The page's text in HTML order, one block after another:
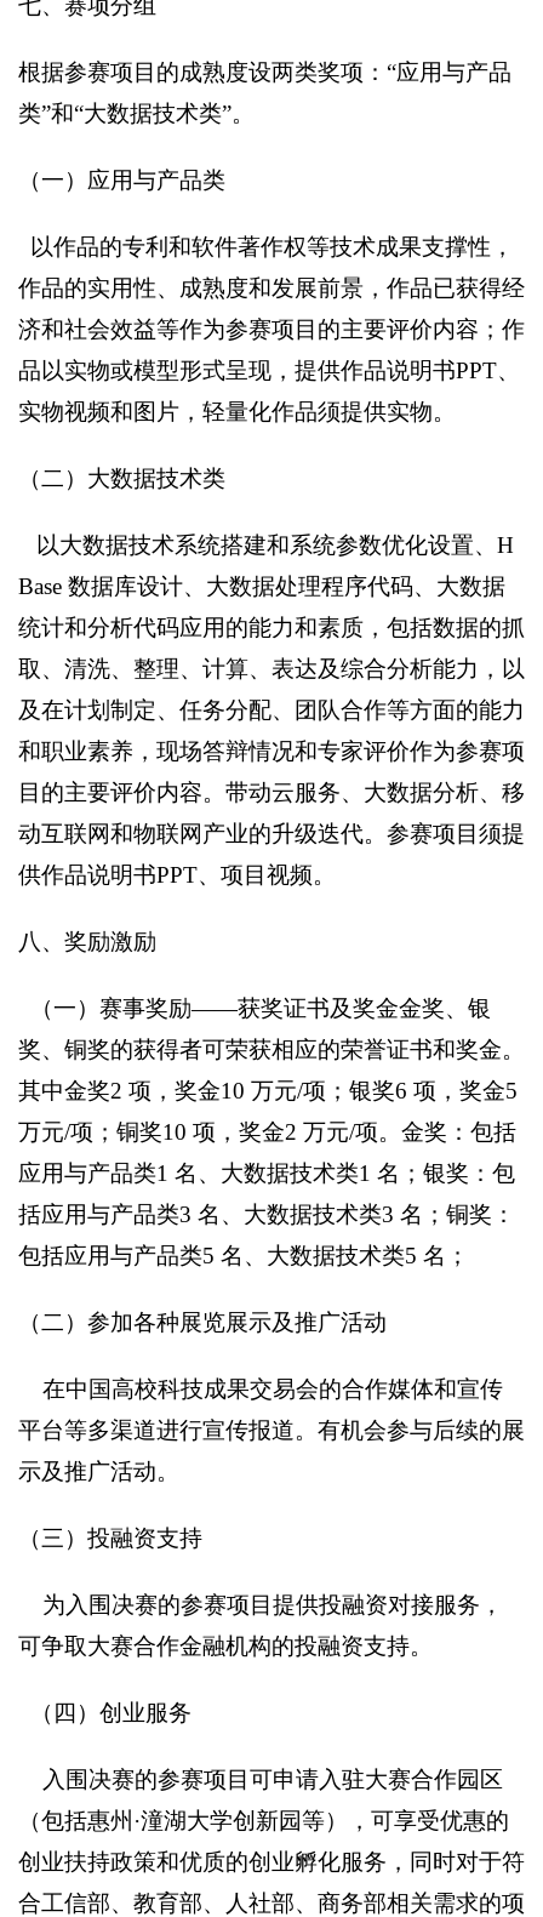
根据参赛项目的成熟度设两类奖项：“应用与产品
类”和“大数据技术类”。
（一）应用与产品类
以作品的专利和软件著作权等技术成果支撑性，
作品的实用性、成熟度和发展前景，作品已获得经
济和社会效益等作为参赛项目的主要评价内容；作
品以实物或模型形式呈现，提供作品说明书PPT、
实物视频和图片，轻量化作品须提供实物。
（二）大数据技术类
以大数据技术系统搭建和系统参数优化设置、H
Base 数据库设计、大数据处理程序代码、大数据
统计和分析代码应用的能力和素质，包括数据的抓
取、清洗、整理、计算、表达及综合分析能力，以
及在计划制定、任务分配、团队合作等方面的能力
和职业素养，现场答辩情况和专家评价作为参赛项
目的主要评价内容。带动云服务、大数据分析、移
动互联网和物联网产业的升级迭代。参赛项目须提
供作品说明书PPT、项目视频。
八、奖励激励
（一）赛事奖励——获奖证书及奖金金奖、银
奖、铜奖的获得者可荣获相应的荣誉证书和奖金。
其中金奖2 项，奖金10 万元/项；银奖6 项，奖金5
万元/项；铜奖10 项，奖金2 万元/项。金奖：包括
应用与产品类1 名、大数据技术类1 名；银奖：包
括应用与产品类3 名、大数据技术类3 名；铜奖：
包括应用与产品类5 名、大数据技术类5 名；
（二）参加各种展览展示及推广活动
在中国高校科技成果交易会的合作媒体和宣传
平台等多渠道进行宣传报道。有机会参与后续的展
示及推广活动。
（三）投融资支持
为入围决赛的参赛项目提供投融资对接服务，
可争取大赛合作金融机构的投融资支持。
（四）创业服务
入围决赛的参赛项目可申请入驻大赛合作园区
（包括惠州·潼湖大学创新园等），可享受优惠的
创业扶持政策和优质的创业孵化服务，同时对于符
合工信部、教育部、人社部、商务部相关需求的项